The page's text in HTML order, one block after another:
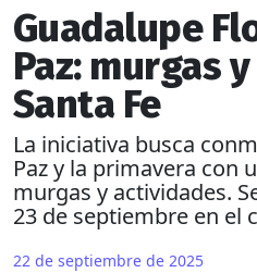
Guadalupe
Paz: murgas
Santa Fe
La iniciativa busca
Paz y la primavera con
murgas y actividades.
23 de septiembre en el
22 de septiembre de 2025